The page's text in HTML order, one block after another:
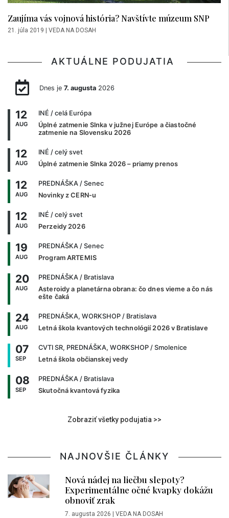
Zaujíma vás vojnová história? Navštívte múzeum SNP
21. júla 2019 VEDA NA DOSAH
AKTUÁLNE PODUJATIA
Dnes je 7. augusta2026
12
AUG
INÉ / celá Európa
Úplné zatmenie Slnka v južnej Európe a čiastočné
zatmenie na Slovensku 2026
12
AUG
INÉ / celý svet
Úplné zatmenie Slnka 2026 – priamy prenos
12
AUG
PREDNÁŠKA / Senec
Novinky z CERN-u
12
AUG
INÉ / celý svet
Perzeidy 2026
19
AUG
PREDNÁŠKA / Senec
Program ARTEMIS
20
AUG
PREDNÁŠKA / Bratislava
Asteroidy a planetárna obrana: čo dnes vieme a čo nás
ešte čaká
24
AUG
PREDNÁŠKA, WORKSHOP / Bratislava
Letná škola kvantových technológií 2026 v Bratislave
07
SEP
CVTI SR, PREDNÁŠKA, WORKSHOP / Smolenice
Letná škola občianskej vedy
08
SEP
PREDNÁŠKA / Bratislava
Skutočná kvantová fyzika
Zobraziť všetky podujatia >>
NAJNOVŠIE ČLÁNKY
Nová nádej na liečbu slepoty?
Experimentálne očné kvapky dokážu
obnoviť zrak
7. augusta 2026 VEDA NA DOSAH